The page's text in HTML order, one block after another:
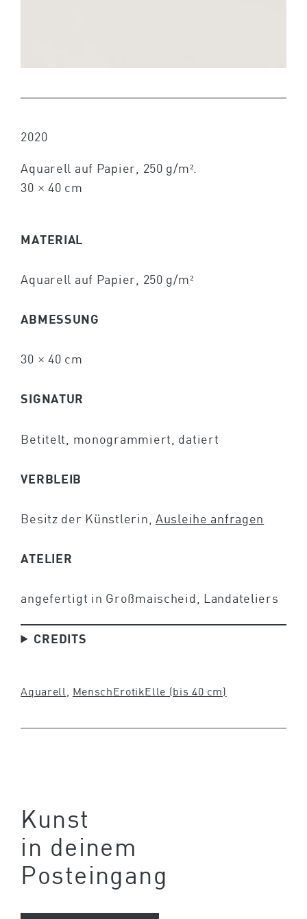
2020
Aquarell auf Papier, 250 g/m².
30 × 40 cm
MATERIAL
Aquarell auf Papier, 250 g/m²
ABMESSUNG
30 × 40 cm
SIGNATUR
Betitelt, monogrammiert, datiert
VERBLEIB
Besitz der Künstlerin, Ausleihe anfragen
ATELIER
angefertigt in Großmaischeid, Landateliers
CREDITS
Aquarell MenschErotikElle (bis 40 cm)
Kunst
in deinem
Posteingang